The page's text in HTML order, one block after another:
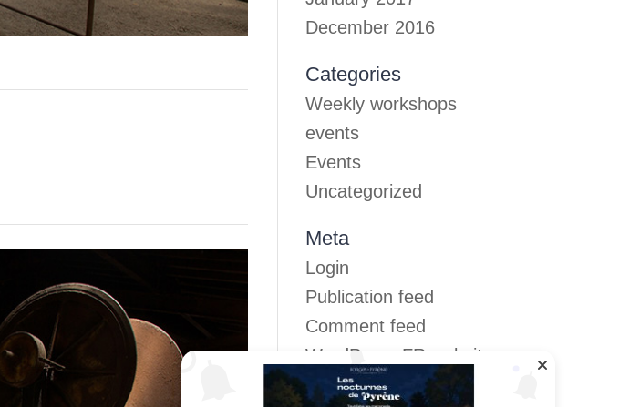
December 2016
Categories
Weekly workshops
events
Events
Uncategorized
Meta
Login
Publication feed
Comment feed
WordPress-FR website